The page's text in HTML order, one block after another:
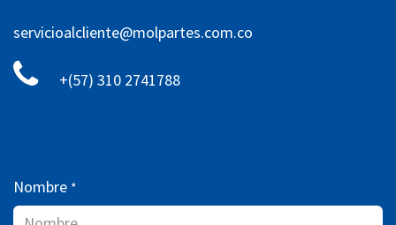
servicioalcliente@molpartes.com.co
+(57) 310 2741788
Nombre *